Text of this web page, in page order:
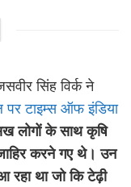
सिंह विर्क ने
पर टाइम्स ऑफ इंडिया
लोगों के साथ कृषि
करने गए थे। उन
रहा था जो कि टेढ़ी